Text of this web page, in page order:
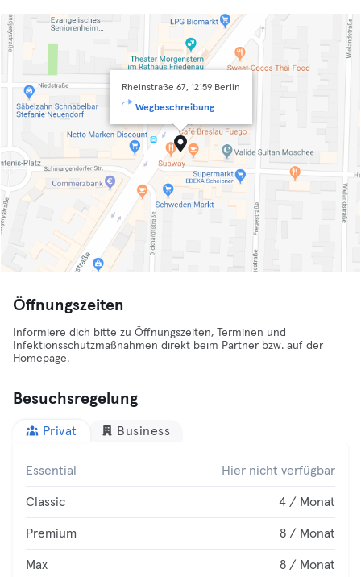
Rheinstraße 67, 12159 Berlin
Wegbeschreibung
Öffnungszeiten
Informiere dich bitte zu Öffnungszeiten, Terminen und
Infektionsschutzmaßnahmen direkt beim Partner bzw. auf der
Homepage.
Besuchsregelung
Privat Business
Essential Hier nicht verfügbar
Classic 4 / Monat
Premium 8 / Monat
Max 8 / Monat